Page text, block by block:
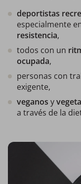
deportistas
especialmente
resistencia,
todos con un
ocupada,
personas con
exigente,
veganos y
a través de la